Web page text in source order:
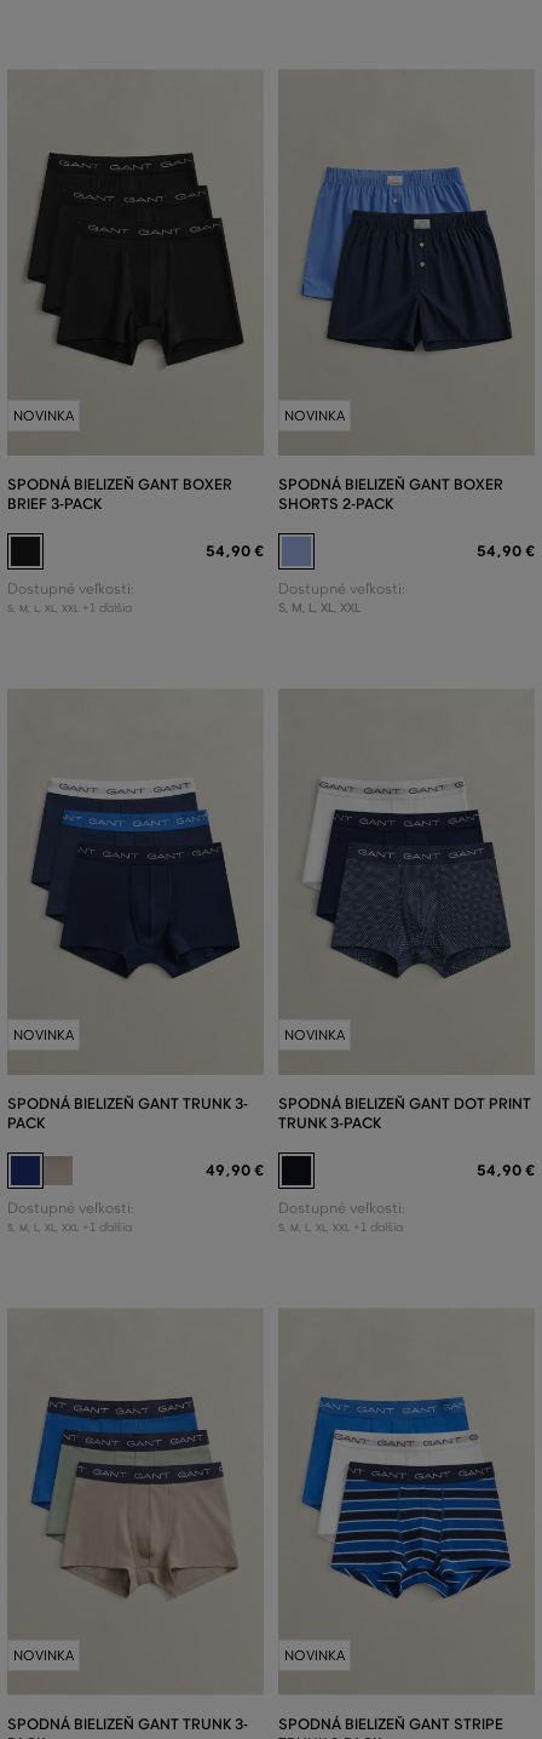
NOVINKA
SPODNÁ BIELIZEŇ GANT BOXER
BRIEF 3-PACK
54,90 €
Dostupné veľkosti:
S, M L XL XXL +1 ďalšia
NOVINKA
SPODNÁ BIELIZEŇ GANT BOXER
SHORTS 2-PACK
54,90 €
Dostupné veľkosti:
S, M, L, XL, XXL
NOVINKA
SPODNÁ BIELIZEŇ GANT TRUNK 3-
PACK
49,90 €
Dostupné veľkosti:
S, M L XL XXL +1 ďalšia
NOVINKA
SPODNÁ BIELIZEŇ GANT DOT PRINT
TRUNK 3-PACK
54,90 €
Dostupné veľkosti:
S, M L XL XXL +1 ďalšia
NOVINKA
SPODNÁ BIELIZEŇ GANT TRUNK 3-
NOVINKA
SPODNÁ BIELIZEŇ GANT STRIPE